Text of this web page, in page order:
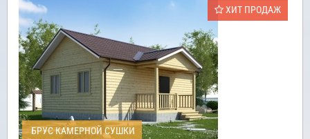
ХИТ ПРОДАЖ
БРУС КАМЕРНОЙ СУШКИ